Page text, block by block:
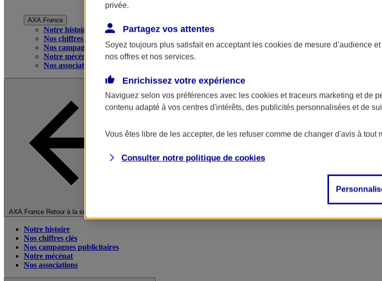
AXA France
Notre histoire
Nos chiffres clés
Nos campagnes publicitaires
Notre mécénat
Nos associations
AXA France Retour à la section précédente
Notre histoire
Nos chiffres clés
Nos campagnes publicitaires
Notre mécénat
Nos associations
privée.
Partagez vos attentes
Soyez toujours plus satisfait en acceptant les cookies de mesure d’audience
nos offres et nos services.
Enrichissez votre expérience
Naviguez selon vos préférences avec les cookies et traceurs marketing et de
contenu adapté à vos centres d'intérêts, des publicités personnalisées et de
Vous êtes libre de les accepter, de les refuser comme de changer d'avis à tout
Consulter notre politique de cookies